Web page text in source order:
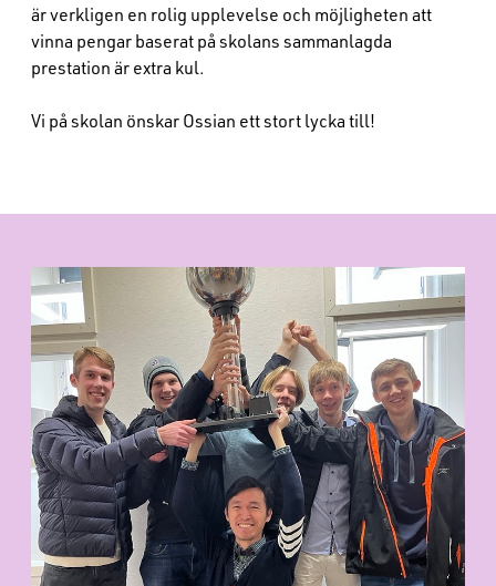
är verkligen en rolig upplevelse och möjligheten att
vinna pengar baserat på skolans sammanlagda
prestation är extra kul.
Vi på skolan önskar Ossian ett stort lycka till!